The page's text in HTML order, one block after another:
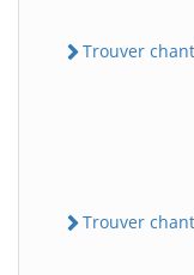
Trouver
Trouver